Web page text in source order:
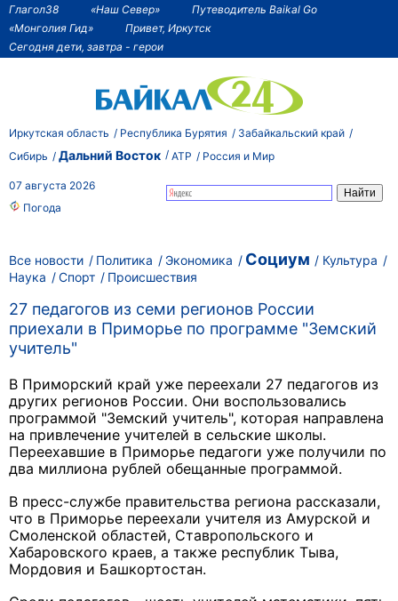
Глагол38 «Наш Север»
Путеводитель Baikal Go
«Монголия Гид»
Привет, Иркутск
Сегодня дети, завтра - герои
Иркутская область Республика Бурятия
Забайкальский край
Сибирь
Дальний Восток АТР Россия и Мир
07 августа 2026
Погода
Все новости Политика Экономика Социум
Культура
Наука
Спорт Происшествия
27 педагогов из семи регионов России
приехали в Приморье по программе "Земский
учитель"
В Приморский край уже переехали 27 педагогов из
других регионов России. Они воспользовались
программой "Земский учитель", которая направлена
на привлечение учителей в сельские школы.
Переехавшие в Приморье педагоги уже получили по
два миллиона рублей обещанные программой.
В пресс-службе правительства региона рассказали,
что в Приморье переехали учителя из Амурской и
Смоленской областей, Ставропольского и
Хабаровского краев, а также республик Тыва,
Мордовия и Башкортостан.